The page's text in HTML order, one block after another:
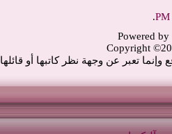
.
Powered
Copyright
تعبر عن وجهة نظر كاتبها أو قائلها